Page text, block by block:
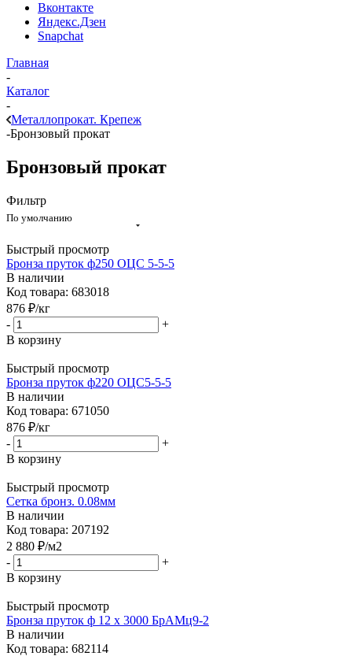
Вконтакте
Яндекс.Дзен
Snapchat
Главная
-
Каталог
-
Металлопрокат. Крепеж
-Бронзовый прокат
Бронзовый прокат
Фильтр
По умолчанию
Быстрый просмотр
Бронза пруток ф250 ОЦС 5-5-5
В наличии
Код товара: 683018
876 ₽/кг
-
+
В корзину
Быстрый просмотр
Бронза пруток ф220 ОЦС5-5-5
В наличии
Код товара: 671050
876 ₽/кг
-
+
В корзину
Быстрый просмотр
Сетка бронз. 0.08мм
В наличии
Код товара: 207192
2 880 ₽/м2
-
+
В корзину
Быстрый просмотр
Бронза пруток ф 12 х 3000 БрАМц9-2
В наличии
Код товара: 682114